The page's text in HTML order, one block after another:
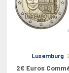
Luxemburg
2€ Euros